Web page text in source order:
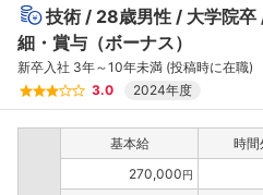
技術 28歳男性 大学院卒
細・賞与（ボーナス）
新卒入社 3年～10年未満 (投稿時に在職)
3.0
2024年度
基本給 時間
270,000円